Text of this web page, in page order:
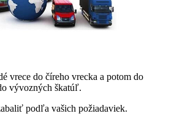
vrece do číreho vrecka a potom do
vývozných škatúľ.
podľa vašich požiadaviek.